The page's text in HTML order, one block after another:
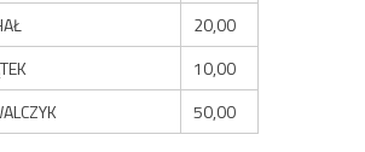
20,00
10,00
50,00